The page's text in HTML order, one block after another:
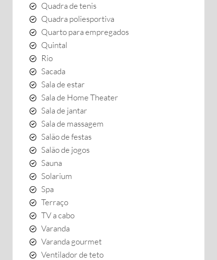
Quadra de tenis
Quadra poliesportiva
Quarto para empregados
Quintal
Rio
Sacada
Sala de estar
Sala de Home Theater
Sala de jantar
Sala de massagem
Salão de festas
Salão de jogos
Sauna
Solarium
Spa
Terraço
TV a cabo
Varanda
Varanda gourmet
Ventilador de teto